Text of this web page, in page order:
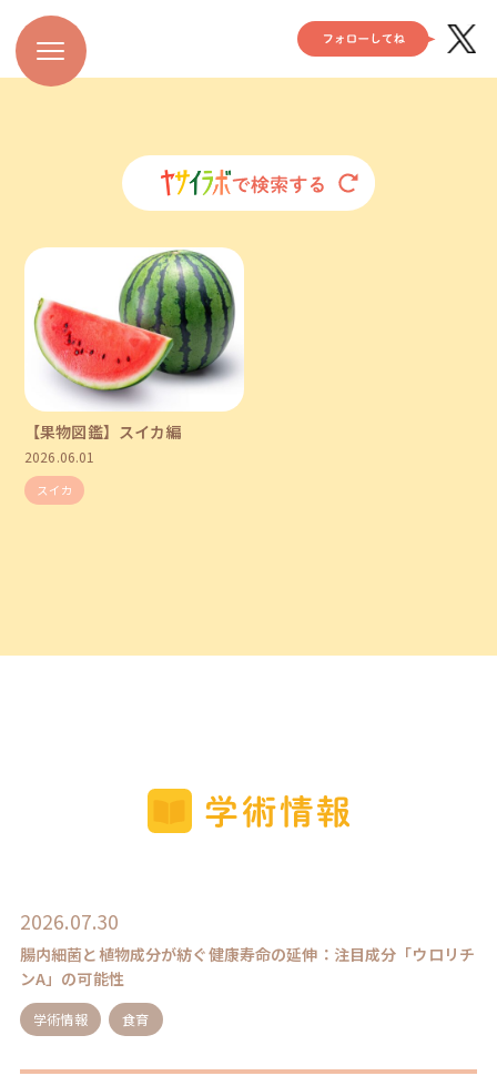
【果物図鑑】スイカ編
2026.06.01
スイカ
2026.07.30
腸内細菌と植物成分が紡ぐ健康寿命の延伸：注目成分「ウロリチ
ンA」の可能性
学術情報 食育